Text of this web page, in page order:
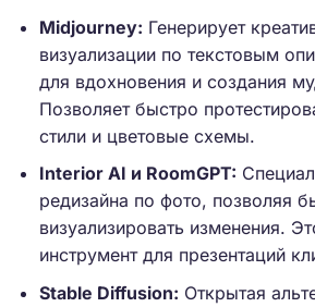
Midjourney: Генерирует
визуализации по текстовым
для вдохновения и создания
Позволяет быстро
стили и цветовые схемы.
Interior AI и RoomGPT:
редизайна по фото, позволяя
визуализировать изменения.
инструмент для презентаций
Stable Diffusion: Открытая